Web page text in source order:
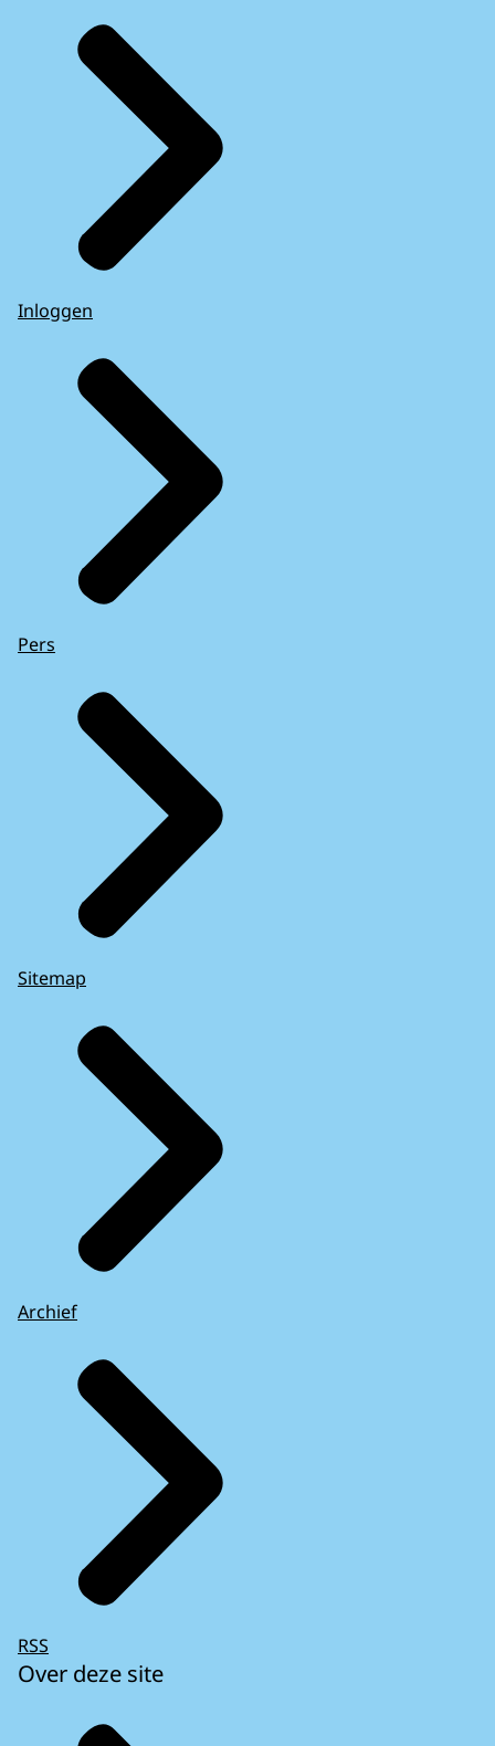
Inloggen
Pers
Sitemap
Archief
RSS
Over deze site